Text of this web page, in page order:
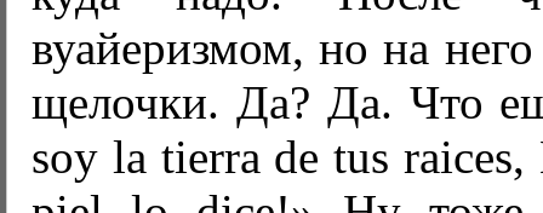
вуайеризмом, но на
щелочки. Да? Да. Что
soy la tierra de tus